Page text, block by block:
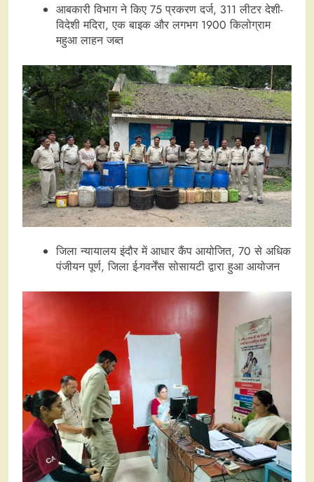
आबकारी विभाग ने किए 75 प्रकरण दर्ज, 311 लीटर देशी-
विदेशी मदिरा, एक बाइक और लगभग 1900 किलोग्राम
महुआ लाहन जब्त
जिला न्यायालय इंदौर में आधार कैंप आयोजित, 70 से अधिक
पंजीयन पूर्ण, जिला ई-गवर्नेंस सोसायटी द्वारा हुआ आयोजन